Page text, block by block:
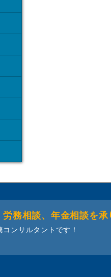
務相談、年金相談を承
ンサルタントです！